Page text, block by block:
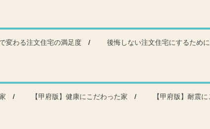
変わる注文住宅の満足度 後悔しない注文住宅にするため
【甲府版】健康にこだわった家
【甲府版】耐震